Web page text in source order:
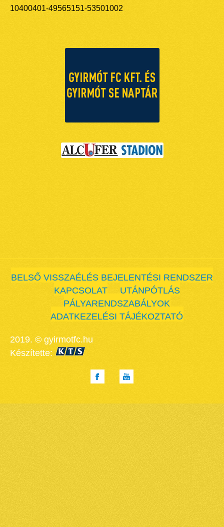
10400401-49565151-53501002
BELSŐ VISSZAÉLÉS BEJELENTÉSI RENDSZER
KAPCSOLAT
UTÁNPÓTLÁS
PÁLYARENDSZABÁLYOK
ADATKEZELÉSI TÁJÉKOZTATÓ
2019. © gyirmotfc.hu
Készítette: